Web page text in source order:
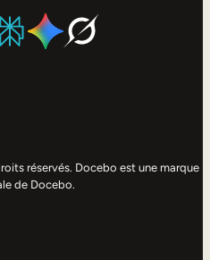
réservés. Docebo est une marque
de Docebo.